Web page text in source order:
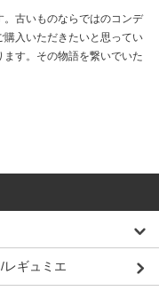
。古いものならではのコンデ
購入いただきたいと思ってい
す。その物語を繋いでいた
レギュミエ